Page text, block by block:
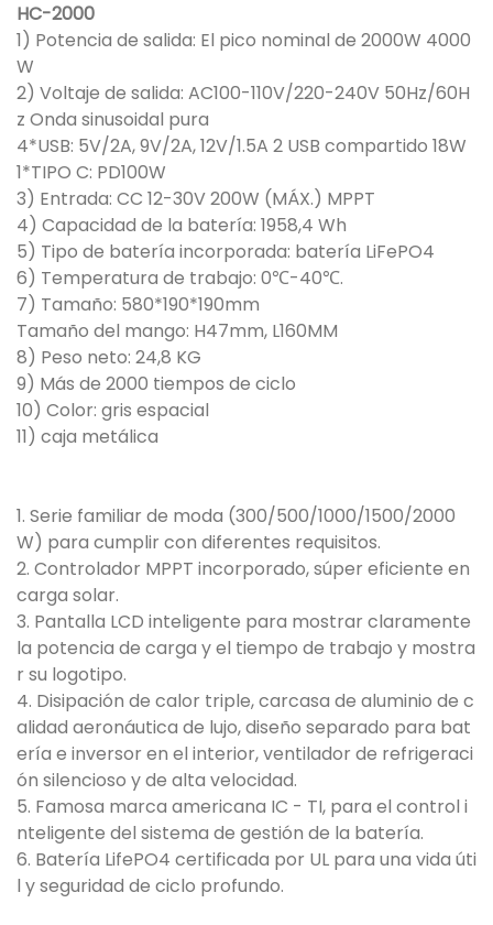
HC-2000
1) Potencia de salida: El pico nominal de 2000W 4000
W
2) Voltaje de salida: AC100-110V/220-240V 50Hz/60H
z Onda sinusoidal pura
4*USB: 5V/2A, 9V/2A, 12V/1.5A 2 USB compartido 18W
1*TIPO C: PD100W
3) Entrada: CC 12-30V 200W (MÁX.) MPPT
4) Capacidad de la batería: 1958,4 Wh
5) Tipo de batería incorporada: batería LiFePO4
6) Temperatura de trabajo: 0℃-40℃.
7) Tamaño: 580*190*190mm
Tamaño del mango: H47mm, L160MM
8) Peso neto: 24,8 KG
9) Más de 2000 tiempos de ciclo
10) Color: gris espacial
11) caja metálica
1. Serie familiar de moda (300/500/1000/1500/2000
W) para cumplir con diferentes requisitos.
2. Controlador MPPT incorporado, súper eficiente en
carga solar.
3. Pantalla LCD inteligente para mostrar claramente
la potencia de carga y el tiempo de trabajo y mostra
r su logotipo.
4. Disipación de calor triple, carcasa de aluminio de c
alidad aeronáutica de lujo, diseño separado para bat
ería e inversor en el interior, ventilador de refrigeraci
ón silencioso y de alta velocidad.
5. Famosa marca americana IC - TI, para el control i
nteligente del sistema de gestión de la batería.
6. Batería LifePO4 certificada por UL para una vida úti
l y seguridad de ciclo profundo.